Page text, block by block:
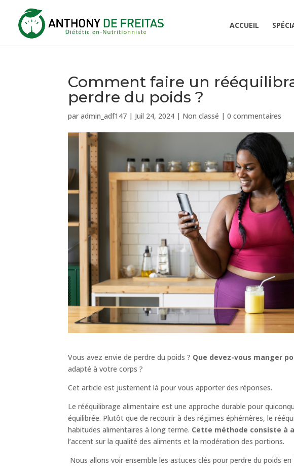
ACCUEIL
Comment faire un
perdre du poids ?
paradmin_adf147 | Juil 24, 2024 | Non classé |0 commentaires
Vous avez envie de perdre du poids ? Que devez-vous manger
adapté à votre corps ?
Cet article est justement là pour vous apporter des réponses.
Le rééquilibrage alimentaire est une approche durable pour
équilibrée. Plutôt que de recourir à des régimes éphémères, le
habitudes alimentaires à long terme. Cette méthode consiste à
l’accent sur la qualité des aliments et la modération des portions.
Nous allons voir ensemble les astuces clés pour perdre du poids